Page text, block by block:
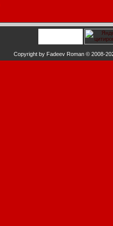
Copyright by Fadeev Roman © 2008-